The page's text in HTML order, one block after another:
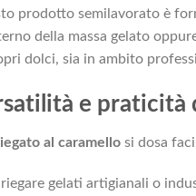
prodotto semilavorato è
della massa gelato
dolci, sia in ambito
e praticità
al caramello si dosa
gelati artigianali o